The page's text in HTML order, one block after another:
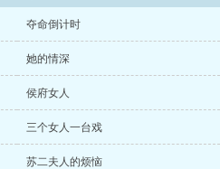
夺命倒计时
她的情深
侯府女人
三个女人一台戏
苏二夫人的烦恼